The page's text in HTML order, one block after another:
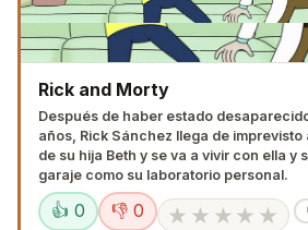
Rick and Morty
Después de haber estado
años, Rick Sánchez llega de imprevisto
de su hija Beth y se va a vivir con ella y
garaje como su laboratorio personal.
👍 0 👎 0 ★ ★ ★ ★ ★